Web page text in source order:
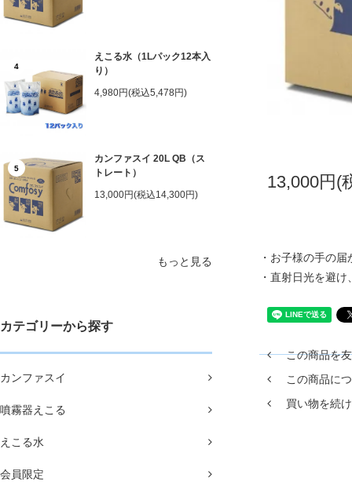
4
えこる水（1Lパック12本入
り）
4,980円(税込5,478円)
5
カンファスイ 20L QB（ス
トレート）
13,000円(税込14,300円)
もっと見る
カテゴリーから探す
カンファスイ
噴霧器えこる
えこる水
会員限定
13,000円(
・お子様の手の
・直射日光を避
この商品を
この商品に
買い物を続